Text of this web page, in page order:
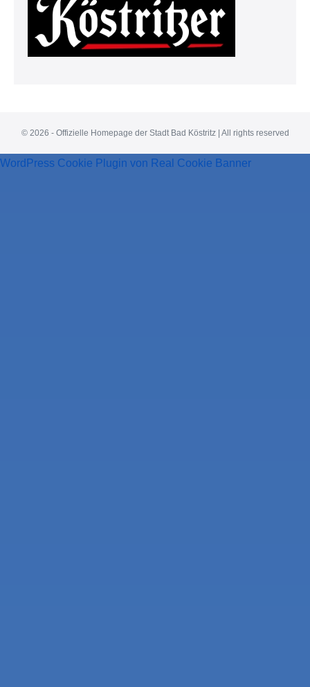
© 2026 - Offizielle Homepage der Stadt Bad Köstritz | All rights reserved
WordPress Cookie Plugin von Real Cookie Banner